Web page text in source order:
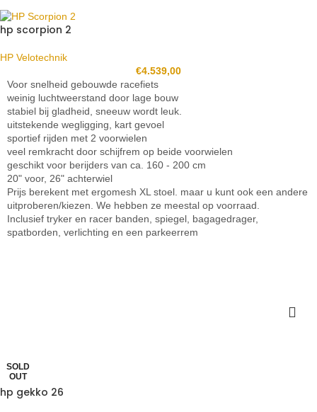
hp scorpion 2
HP Velotechnik
€4.539,00
Voor snelheid gebouwde racefiets
weinig luchtweerstand door lage bouw
stabiel bij gladheid, sneeuw wordt leuk.
uitstekende wegligging, kart gevoel
sportief rijden met 2 voorwielen
veel remkracht door schijfrem op beide voorwielen
geschikt voor berijders van ca. 160 - 200 cm
20" voor, 26" achterwiel
Prijs berekent met ergomesh XL stoel. maar u kunt ook een andere
uitproberen/kiezen. We hebben ze meestal op voorraad.
Inclusief tryker en racer banden, spiegel, bagagedrager,
spatborden, verlichting en een parkeerrem
SOLD
OUT
hp gekko 26